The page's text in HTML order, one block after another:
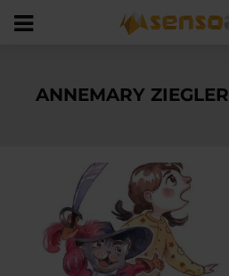
ANNEMARY ZIEGLER